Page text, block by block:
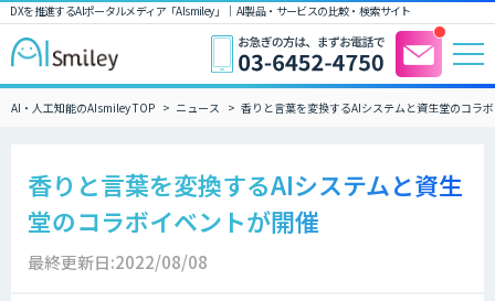
DXを推進するAIポータルメディア「AIsmiley」｜ AI製品・サービスの比較・検索サイト
AI・人工知能のAIsmiley TOP ニュース 香りと言葉を変換するAIシステムと資生堂のコラ
香りと言葉を変換するAIシステムと資生
堂のコラボイベントが開催
最終更新日:2022/08/08